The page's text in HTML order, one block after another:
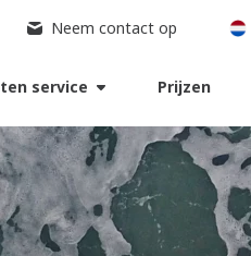
Neem contact op
service Prijzen